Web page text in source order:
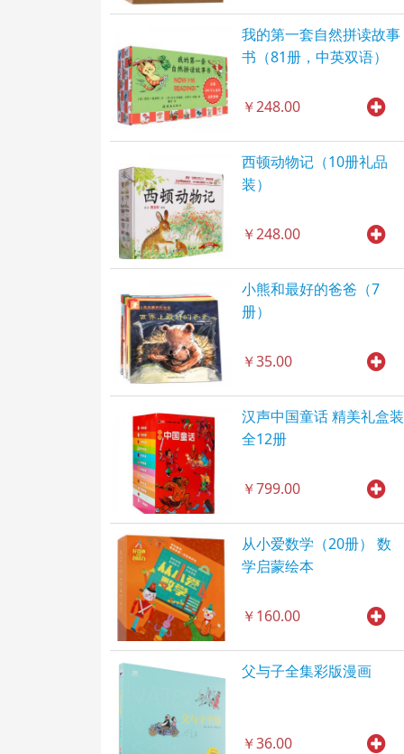
我的第一套自然拼读故事
书（81册，中英双语）
￥248.00
西顿动物记（10册礼品
装）
￥248.00
小熊和最好的爸爸（7
册）
￥35.00
汉声中国童话 精美礼盒装
全12册
￥799.00
从小爱数学（20册） 数
学启蒙绘本
￥160.00
父与子全集彩版漫画
￥36.00